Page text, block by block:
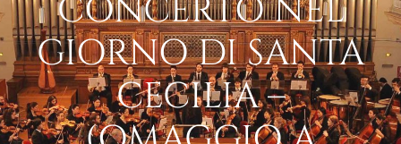
CONCERTO NEL
GIORNO DI SANTA
CECILIA –